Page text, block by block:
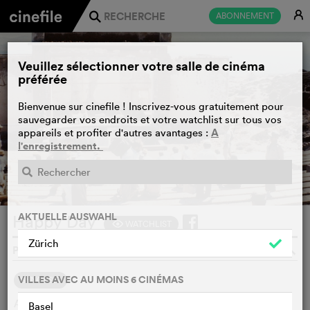
ABONNEMENT E
j
Happy Day
PANTELIS VOULGARIS, GRÈCE, 1976
SYNOPSIS
A concentration camp on a barren island is hell for the
Veuillez sélectionner votre salle de cinéma
préférée
Bienvenue sur cinefile ! Inscrivez-vous gratuitement pour
sauvegarder vos endroits et votre watchlist sur tous vos
appareils et profiter d'autres avantages : A
l'enregistrement.
AKTUELLE AUSWAHL
Zürich
VILLES AVEC AU MOINS 6 CINÉMAS
Basel